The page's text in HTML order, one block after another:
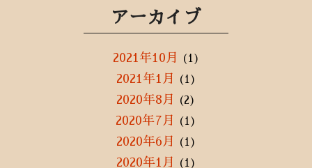
アーカイブ
2021年10月 (1)
2021年1月 (1)
2020年8月 (2)
2020年7月 (1)
2020年6月 (1)
2020年1月 (1)